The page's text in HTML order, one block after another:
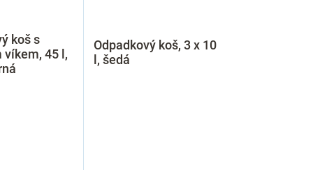
koš s
víkem, 45 l,
Odpadkový koš, 3 x 10
l, šedá